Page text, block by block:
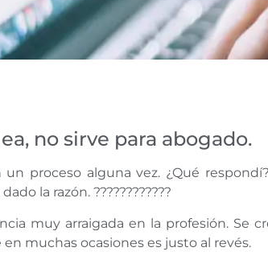
no sirve para abogado.
proceso alguna vez. ¿Qué
la razón. ????????????
muy arraigada en la profesión. Se
muchas ocasiones es justo al revés.